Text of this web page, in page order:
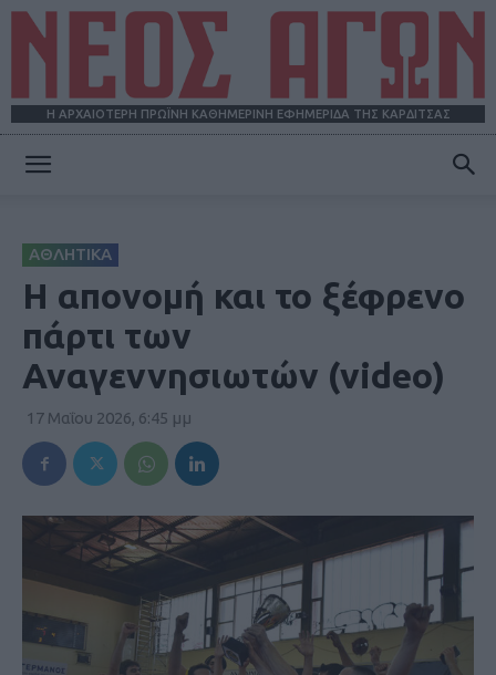
Η ΑΡΧΑΙΟΤΕΡΗ ΠΡΩΪΝΗ ΚΑΘΗΜΕΡΙΝΗ ΕΦΗΜΕΡΙΔΑ ΤΗΣ ΚΑΡΔΙΤΣΑΣ
ΑΘΛΗΤΙΚΑ
Η απονομή και το ξέφρενο
πάρτι των
Αναγεννησιωτών (video)
17 Μαΐου 2026, 6:45 μμ